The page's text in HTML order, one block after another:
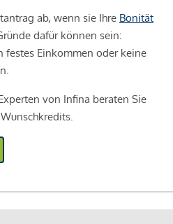
ab, wenn sie Ihre Bonität
dafür können sein:
festes Einkommen oder keine
von Infina beraten Sie